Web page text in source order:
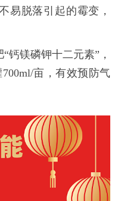
易脱落引起的霉变，
“钙镁磷钾十二元素”，
亩，有效预防气